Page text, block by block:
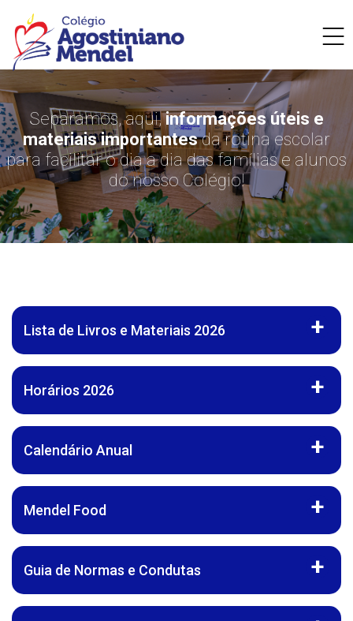
Separamos, aqui,informações úteis e
materiais importantesda rotina escolar
para facilitar o dia a dia das famílias e alunos
do nosso Colégio!
Lista de Livros e Materiais 2026
Horários 2026
Calendário Anual
Mendel Food
Guia de Normas e Condutas